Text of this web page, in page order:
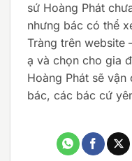
sứ Hoàng Phát
nhưng bác có thể
Tràng trên website
ạ và chọn cho gia
Hoàng Phát sẽ
bác, các bác cứ